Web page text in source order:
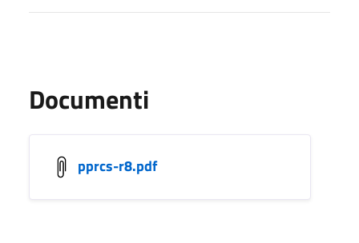
Documenti
pprcs-r8.pdf